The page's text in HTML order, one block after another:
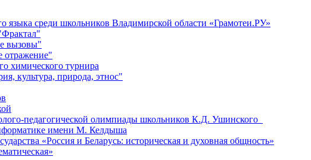
языка среди школьников Владимирской области «Грамотеи.РУ»
вызовы"
отражение"
химического турнира
культура, природа, этнос"
педагогической олимпиады школьников К.Д. Ушинского
имени М. Келдыша
«Россия и Беларусь: историческая и духовная общность»